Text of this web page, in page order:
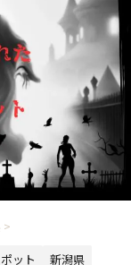
>
ット 新潟県